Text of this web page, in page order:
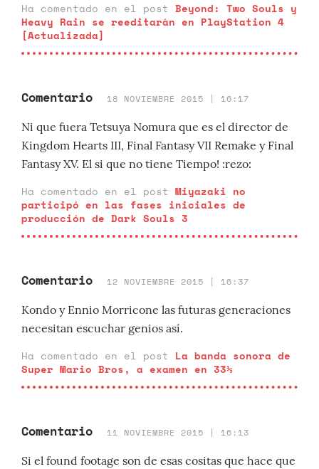
Ha comentado en el post Beyond: Two Souls y
Heavy Rain se reeditarán en PlayStation 4
[Actualizada]
Comentario 18 NOVIEMBRE 2015 | 16:17
Ni que fuera Tetsuya Nomura que es el director de
Kingdom Hearts III, Final Fantasy VII Remake y Final
Fantasy XV. El si que no tiene Tiempo! :rezo:
Ha comentado en el post Miyazaki no
participó en las fases iniciales de
producción de Dark Souls 3
Comentario 12 NOVIEMBRE 2015 | 16:37
Kondo y Ennio Morricone las futuras generaciones
necesitan escuchar genios así.
Ha comentado en el post La banda sonora de
Super Mario Bros, a examen en 33⅓
Comentario 11 NOVIEMBRE 2015 | 16:13
Si el found footage son de esas cositas que hace que